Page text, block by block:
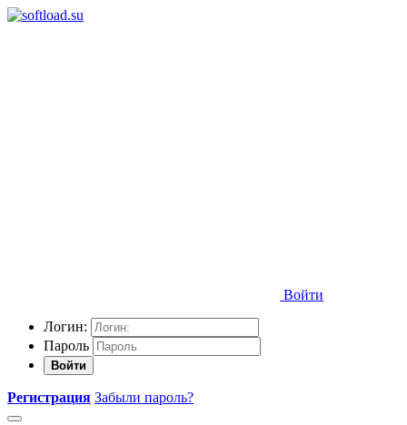
Войти
Логин:
Пароль
Войти
Регистрация Забыли пароль?